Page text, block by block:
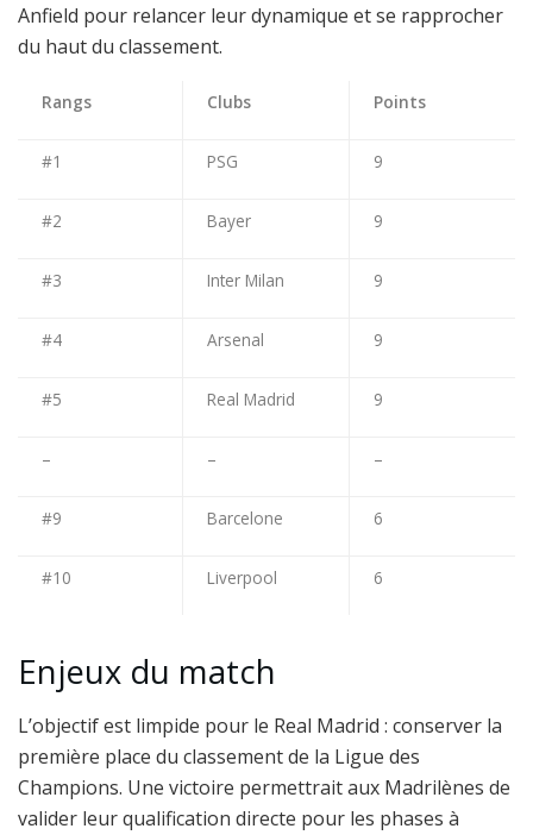
Anfield pour relancer leur dynamique et se rapprocher
du haut du classement.
Rangs Clubs Points
#1 PSG 9
#2 Bayer 9
#3 Inter Milan 9
#4 Arsenal 9
#5 Real Madrid 9
– – –
#9 Barcelone 6
#10 Liverpool 6
Enjeux du match
L’objectif est limpide pour le Real Madrid : conserver la
première place du classement de la Ligue des
Champions. Une victoire permettrait aux Madrilènes de
valider leur qualification directe pour les phases à